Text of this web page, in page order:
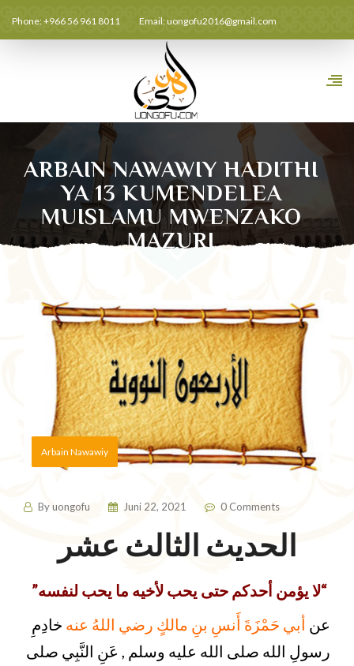
Phone: +966 56 961 8011 Email:uongofu2016@gmail.com
ARBAIN NAWAWIY HADITHI
YA 13 KUMENDELEA
MUISLAMU MWENZAKO
MAZURI
Arbain Nawawiy
Byuongofu Juni 22, 2021 0 Comments
الحديث الثالث عشر
“لا يؤمن أحدكم حتى يحب لأخيه ما يحب لنفسه”
عن أبي حَمْزَةَ أَنسِ بنِ مالكٍ رضي اللهُ عنه خادِمِ
رسولِ الله صلى الله عليه وسلم , عَنِ النَّبِي صلى